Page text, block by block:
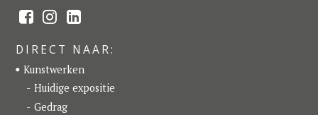
F
a
e
b
o
o
k
t
a
g
r
a
m
L
i
k
e
d
I
n
DIRECT NAAR:
Kunstwerken
Huidige expositie
Gedrag